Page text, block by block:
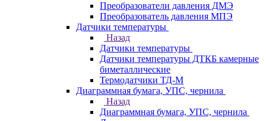
Преобразователи давления ДМЭ
Преобразователь давления МПЭ
Датчики температуры
Назад
Датчики температуры
Датчики температуры ДТКБ камерные
биметаллические
Термодатчики ТД-М
Диаграммная бумага, УПС, чернила
Назад
Диаграммная бумага, УПС, чернила